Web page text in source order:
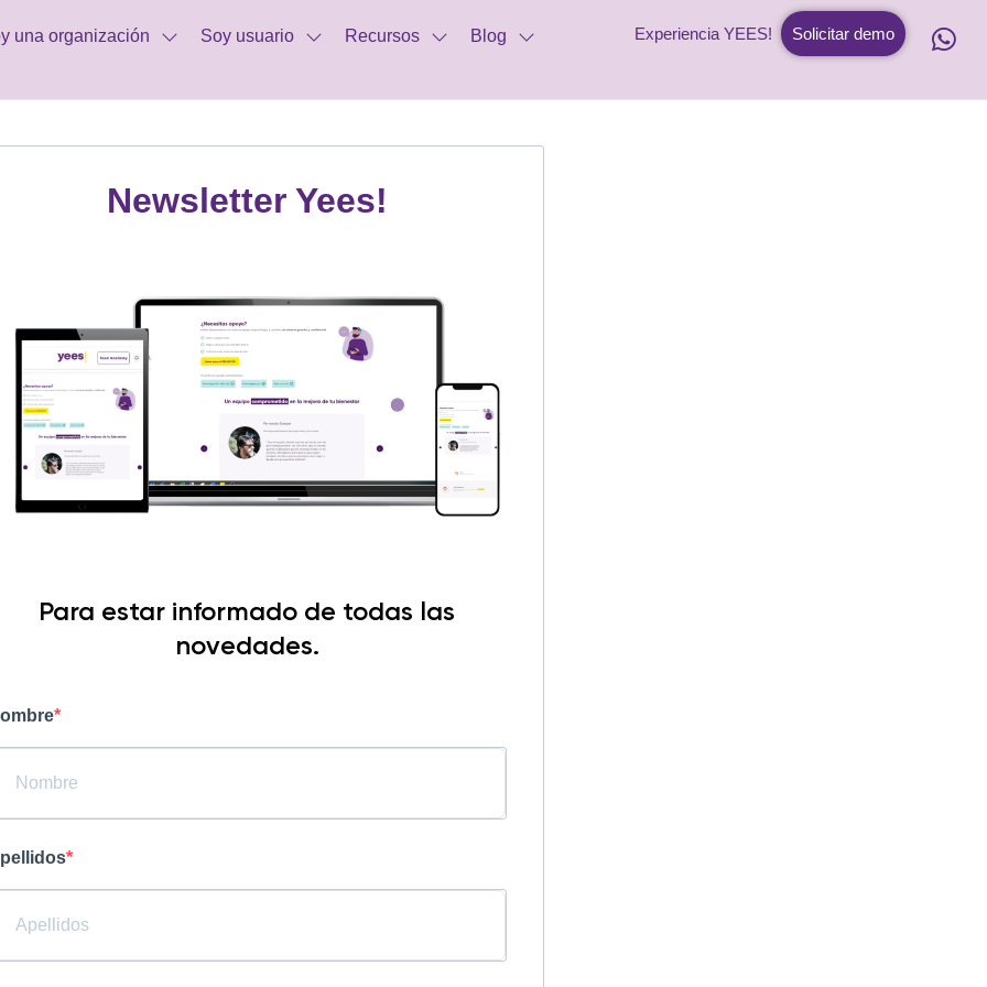
una organización Soy usuario Recursos Blog Experiencia YEES! Solicitar demo
Newsletter Yees!
Para estar informado de todas las
novedades.